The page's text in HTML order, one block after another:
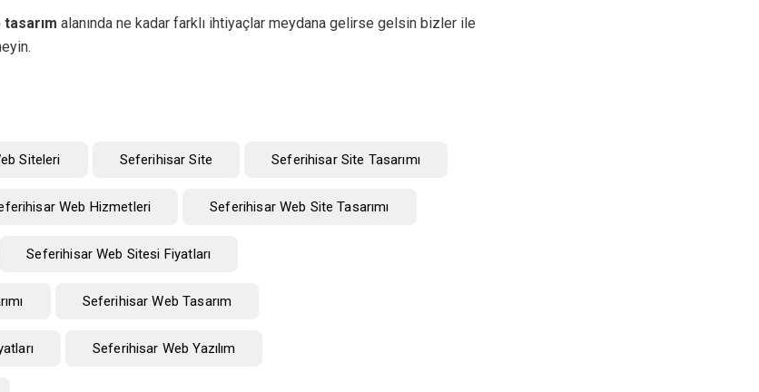
alanında ne kadar farklı ihtiyaçlar meydana gelirse gelsin bizler ile
Siteleri Seferihisar Site Seferihisar Site Tasarımı
Web Hizmetleri Seferihisar Web Site Tasarımı
Seferihisar Web Sitesi Fiyatları
Seferihisar Web Tasarım
Seferihisar Web Yazılım